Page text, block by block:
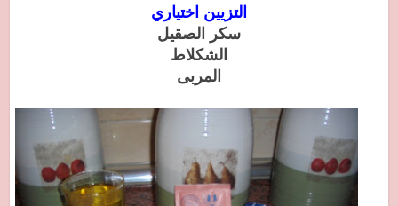
التزيين اختياري
سكر الصقيل
الشكلاط
المربى